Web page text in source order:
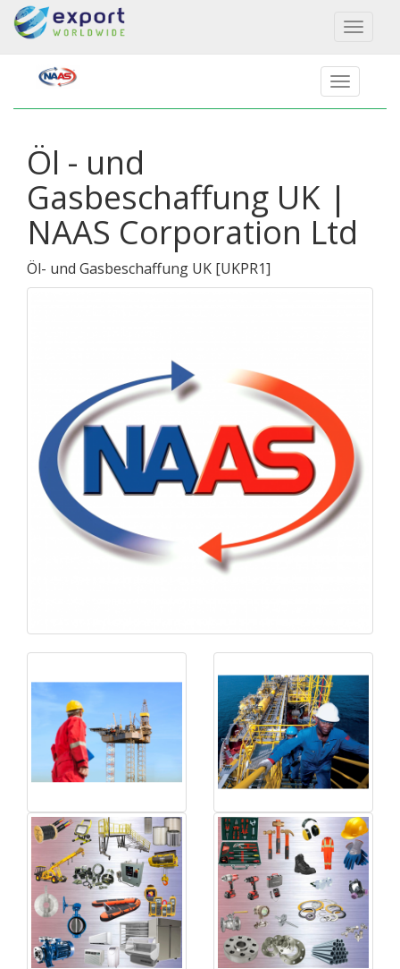
Toggle
Öl - und
Gasbeschaffung UK |
NAAS Corporation Ltd
Öl- und Gasbeschaffung UK [UKPR1]